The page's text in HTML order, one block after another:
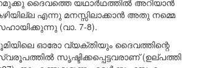
ദൈവത്തെ യഥാർഥത്തിൽ അറിയാൻ
എന്നു മനസ്സിലാക്കാൻ അതു നമ്മെ
(വാ. 7-8).
ഓരോ വ്യക്തിയും ദൈവത്തിന്റെ
സൃഷ്ടിക്കപ്പെട്ടവരാണ് (ഉല്പത്തി